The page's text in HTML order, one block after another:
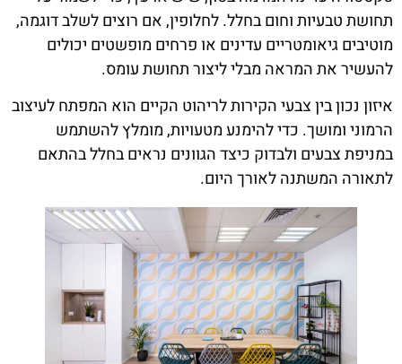
תחושת טבעיות וחום בחלל. לחלופין, אם רוצים לשלב דוגמה,
מוטיבים גיאומטריים עדינים או פרחים מופשטים יכולים
להעשיר את המראה מבלי ליצור תחושת עומס.
איזון נכון בין צבעי הקירות לריהוט הקיים הוא המפתח לעיצוב
הרמוני ומושך. כדי להימנע מטעויות, מומלץ להשתמש
במניפת צבעים ולבדוק כיצד הגוונים נראים בחלל בהתאם
לתאורה המשתנה לאורך היום.